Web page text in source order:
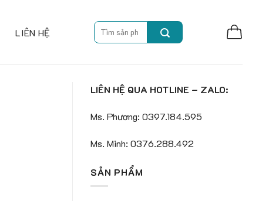
LIÊN HỆ
Search
for:
LIÊN HỆ QUA HOTLINE – ZALO:
Ms. Phương: 0397.184.595
Ms. Minh: 0376.288.492
SẢN PHẨM